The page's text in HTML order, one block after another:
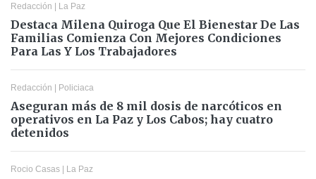
Redacción | La Paz
Destaca Milena Quiroga Que El Bienestar De Las
Familias Comienza Con Mejores Condiciones
Para Las Y Los Trabajadores
Redacción | Policiaca
Aseguran más de 8 mil dosis de narcóticos en
operativos en La Paz y Los Cabos; hay cuatro
detenidos
Rocio Casas | La Paz